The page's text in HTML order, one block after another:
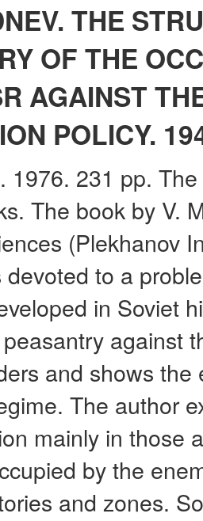
THE
OF THE
AGAINST
POLICY.
1976. 231 pp.
The book by V.
(Plekhanov
devoted to a
in Soviet
against
and shows
The author
mainly in those
by the
and zones.